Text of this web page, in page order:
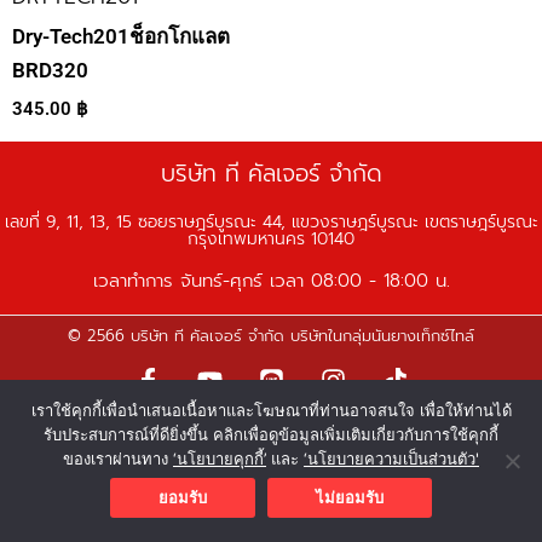
Dry-Tech201ช็อกโกแลต
BRD320
345.00 ฿
บริษัท ที คัลเจอร์ จำกัด
เลขที่ 9, 11, 13, 15 ซอยราษฎร์บูรณะ 44, แขวงราษฎร์บูรณะ เขตราษฎร์บูรณะ
กรุงเทพมหานคร 10140
เวลาทำการ จันทร์-ศุกร์ เวลา 08:00 - 18:00 น.
© 2566 บริษัท ที คัลเจอร์ จำกัด บริษัทในกลุ่มนันยางเท็กซ์ไทล์
F
a
c
e
b
o
o
Y
o
u
t
u
e
L
i
n
e
I
n
s
t
a
g
r
T
i
k
t
o
เราใช้คุกกี้เพื่อนำเสนอเนื้อหาและโฆษณาที่ท่านอาจสนใจ เพื่อให้ท่านได้
รับประสบการณ์ที่ดียิ่งขึ้น คลิกเพื่อดูข้อมูลเพิ่มเติมเกี่ยวกับการใช้คุกกี้
ของเราผ่านทาง ‘นโยบายคุกกี้’ และ ‘นโยบายความเป็นส่วนตัว'
ยอมรับ
ไม่ยอมรับ